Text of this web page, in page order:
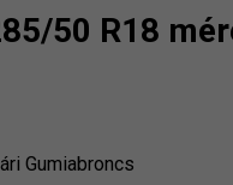
50 R18
Gumiabroncs